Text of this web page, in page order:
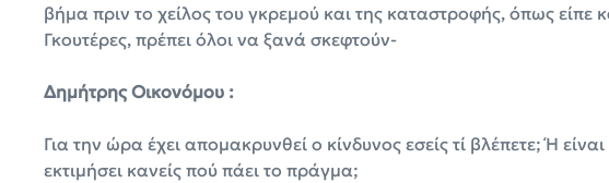
βήμα πριν το χείλος του γκρεμού και της καταστροφής, όπως είπε
Γκουτέρες, πρέπει όλοι να ξανά σκεφτούν-
Δημήτρης Οικονόμου :
Για την ώρα έχει απομακρυνθεί ο κίνδυνος εσείς τί βλέπετε; Ή
εκτιμήσει κανείς πού πάει το πράγμα;